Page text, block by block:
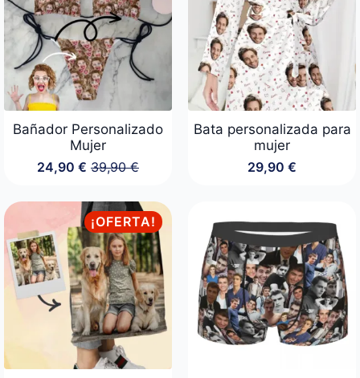
Bañador Personalizado
Mujer
39,90€
El
original
era:
39,90 €.
24,90€ El
actual
es:
24,90 €.
Bata personalizada para
mujer
29,90 €
¡OFERTA!